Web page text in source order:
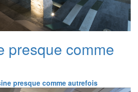
presque comme
presque comme autrefois